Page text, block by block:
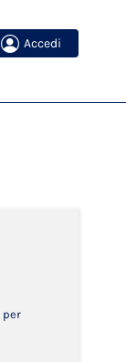
Accedi
per